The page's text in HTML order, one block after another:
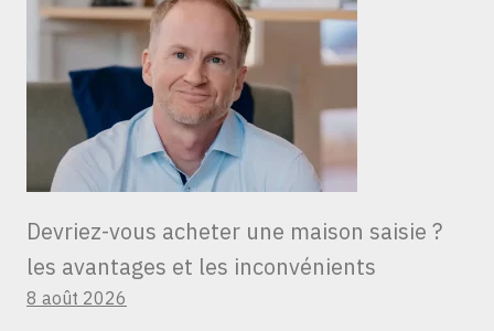
Devriez-vous acheter une maison saisie ?
les avantages et les inconvénients
8 août 2026